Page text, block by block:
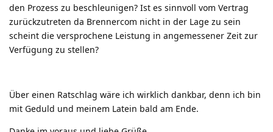
den Prozess zu beschleunigen? Ist es sinnvoll vom Vertrag
zurückzutreten da Brennercom nicht in der Lage zu sein
scheint die versprochene Leistung in angemessener Zeit zur
Verfügung zu stellen?
Über einen Ratschlag wäre ich wirklich dankbar, denn ich bin
mit Geduld und meinem Latein bald am Ende.